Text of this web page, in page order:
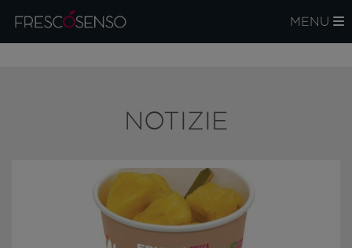
MENU
NOTIZIE